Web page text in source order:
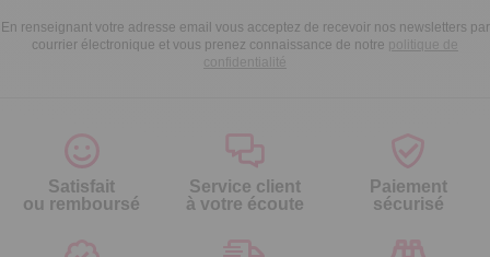
En renseignant votre adresse email vous acceptez de recevoir nos newsletters par
courrier électronique et vous prenez connaissance de notre politique de
confidentialité
Satisfait
ou remboursé
Service client
à votre écoute
Paiement
sécurisé